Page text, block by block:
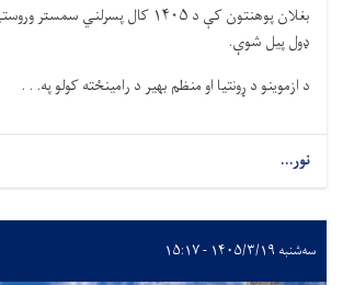
بغلان پوهنتون کې د ۱۴۰۵ کال پسرلني
ډول پیل شوې.
د ازموینو د ړونتیا او منظم بهیر د رامینځته کولو په. . .
نور...
سه‌شنبه ۱۴۰۵/۳/۱۹ - ۱۵:۱۷